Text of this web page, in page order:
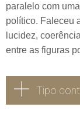
paralelo com
político. Faleceu
lucidez,
entre as figuras
Tipo